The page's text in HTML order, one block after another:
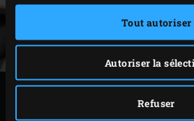
Tout autoriser
Autoriser la
Refuser